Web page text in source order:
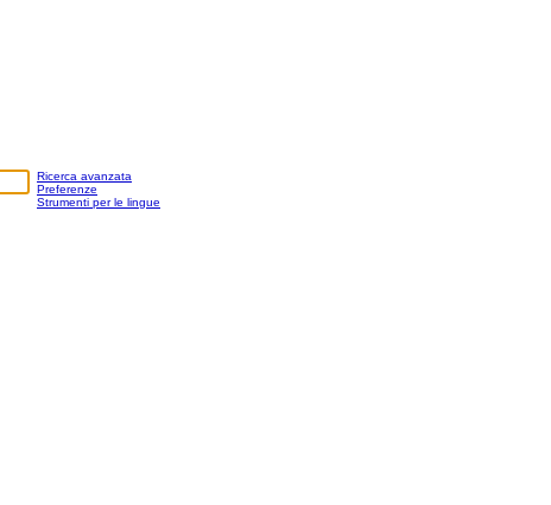
Ricerca avanzata
Preferenze
Strumenti per le lingue